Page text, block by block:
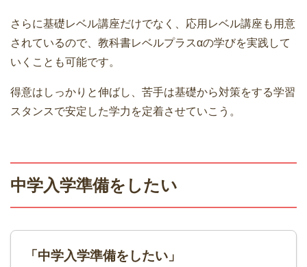
さらに基礎レベル講座だけでなく、応用レベル講座も用意
されているので、教科書レベルプラスαの学びを実践して
いくことも可能です。
得意はしっかりと伸ばし、苦手は基礎から対策をする学習
スタンスで安定した学力を定着させていこう。
中学入学準備をしたい
「中学入学準備をしたい」